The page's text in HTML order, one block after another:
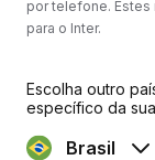
por telefone.
para o Inter.
Escolha outro
específico da
Brasil